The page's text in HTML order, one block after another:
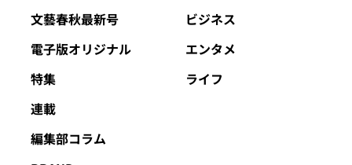
文藝春秋最新号
電子版オリジナル
特集
連載
編集部コラム
ビジネス
エンタメ
ライフ